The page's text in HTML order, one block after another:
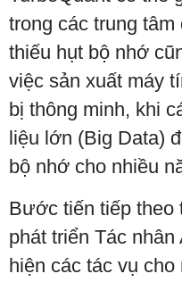
trong các trung
thiếu hụt bộ nhớ
việc sản xuất máy
bị thông minh, khi
liệu lớn (Big Data)
bộ nhớ cho nhiều
Bước tiến tiếp theo
phát triển Tác
hiện các tác vụ